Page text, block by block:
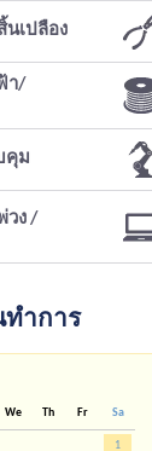
นเปลือง
า/
คุม
วง /
ำการ
We Th Fr Sa
1